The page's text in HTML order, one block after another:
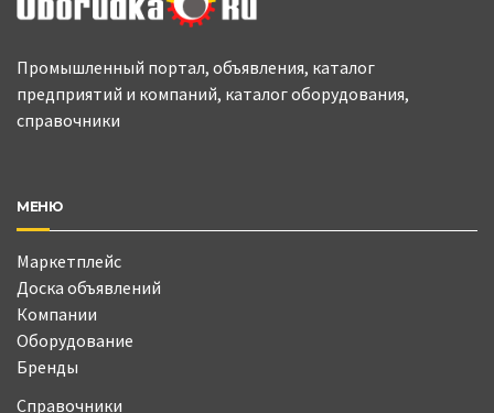
Промышленный портал, объявления, каталог
предприятий и компаний, каталог оборудования,
справочники
МЕНЮ
Маркетплейс
Доска объявлений
Компании
Оборудование
Бренды
Справочники